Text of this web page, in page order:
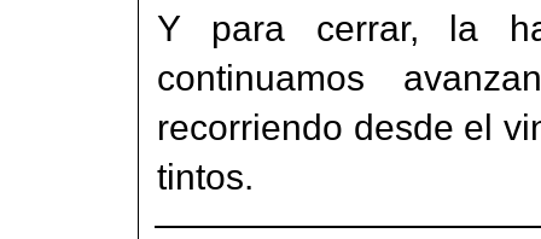
Y para cerrar, la
continuamos
recorriendo desde el
tintos.